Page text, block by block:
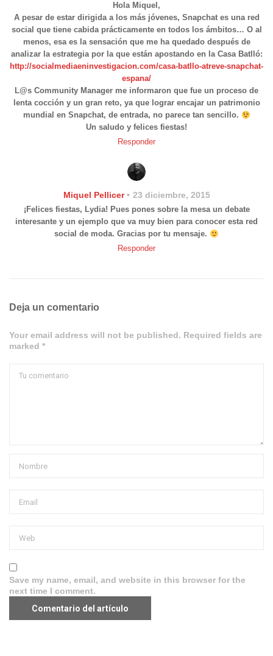
Hola Miquel,
A pesar de estar dirigida a los más jóvenes, Snapchat es una red
social que tiene cabida prácticamente en todos los ámbitos… O al
menos, esa es la sensación que me ha quedado después de
analizar la estrategia por la que están apostando en la Casa Batlló:
http://socialmediaeninvestigacion.com/casa-batllo-atreve-snapchat-
espana/
L@s Community Manager me informaron que fue un proceso de
lenta cocción y un gran reto, ya que lograr encajar un patrimonio
mundial en Snapchat, de entrada, no parece tan sencillo.
Un saludo y felices fiestas!
Responder
Miquel Pellicer 23 diciembre, 2015
¡Felices fiestas, Lydia! Pues pones sobre la mesa un debate
interesante y un ejemplo que va muy bien para conocer esta red
social de moda. Gracias por tu mensaje.
Responder
Deja un comentario
Your email address will not be published. Required fields are
marked *
Save my name, email, and website in this browser for the
next time I comment.